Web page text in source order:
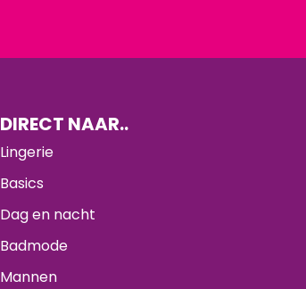
DIRECT NAAR..
Lingerie
Basics
Dag en nacht
Badmode
Mannen